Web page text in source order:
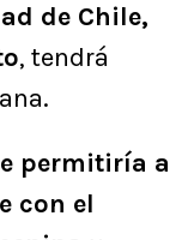
de Chile,
, tendrá
permitiría a
con el